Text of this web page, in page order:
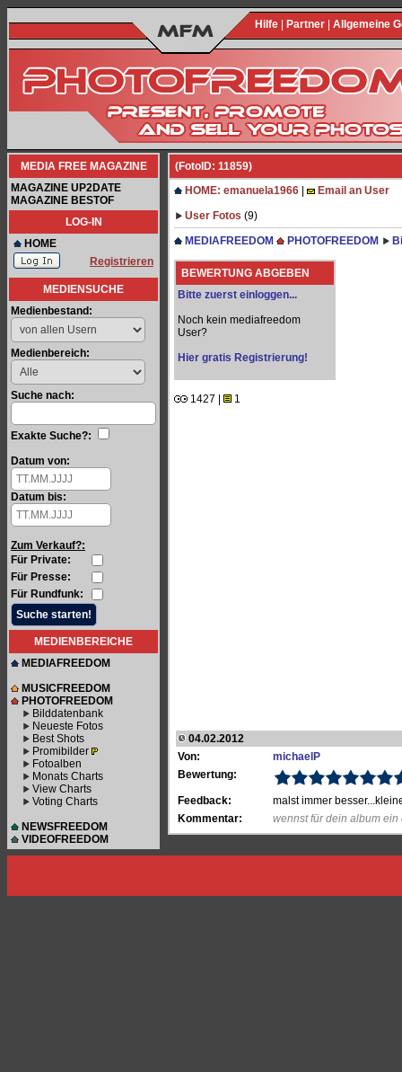
Hilfe Partner Allgemeine
MEDIA FREE MAGAZINE
MAGAZINE UP2DATE
MAGAZINE BESTOF
LOG-IN
HOME
Registrieren
MEDIENSUCHE
Medienbestand:
Medienbereich:
Suche nach:
Exakte Suche?:
Datum von:
Datum bis:
Zum Verkauf?:
Für Private:
Für Presse:
Für Rundfunk:
MEDIENBEREICHE
MEDIAFREEDOM
MUSICFREEDOM
PHOTOFREEDOM
Bilddatenbank
Neueste Fotos
Best Shots
Promibilder
Fotoalben
Monats Charts
View Charts
Voting Charts
NEWSFREEDOM
VIDEOFREEDOM
(FotoID: 11859)
HOME: emanuela1966
Email an User
User Fotos (9)
MEDIAFREEDOM
PHOTOFREEDOM
BEWERTUNG ABGEBEN
Bitte zuerst einloggen...
Noch kein mediafreedom
User?
Hier gratis Registrierung!
1427 | 1
04.02.2012
Von:
michaelP
Bewertung:
Feedback:
malst immer
Kommentar:
wennst für dein album